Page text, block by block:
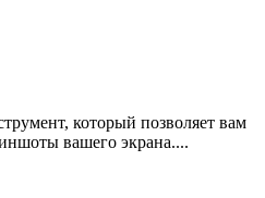
который позволяет вам
вашего экрана....